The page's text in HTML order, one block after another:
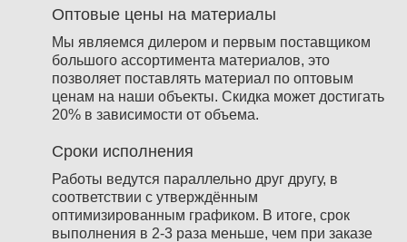
Оптовые цены на материалы
Мы являемся дилером и первым поставщиком
большого ассортимента материалов, это
позволяет поставлять материал по оптовым
ценам на наши объекты. Скидка может достигать
20% в зависимости от объема.
Сроки исполнения
Работы ведутся параллельно друг другу, в
соответствии с утверждённым
оптимизированным графиком. В итоге, срок
выполнения в 2-3 раза меньше, чем при заказе